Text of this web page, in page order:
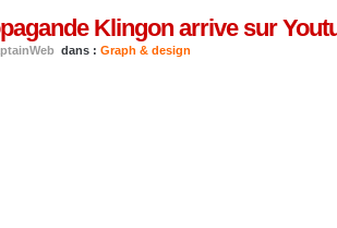
Klingon arrive sur
dans : Graph & design